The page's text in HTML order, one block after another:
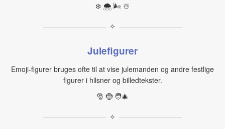
❄️ 🌨️ 🌬️ ☃️
✧
Julefigurer
Emoji‑figurer bruges ofte til at vise julemanden og andre festlige
figurer i hilsner og billedtekster.
🎅 🤶 🧑‍🎄
✧